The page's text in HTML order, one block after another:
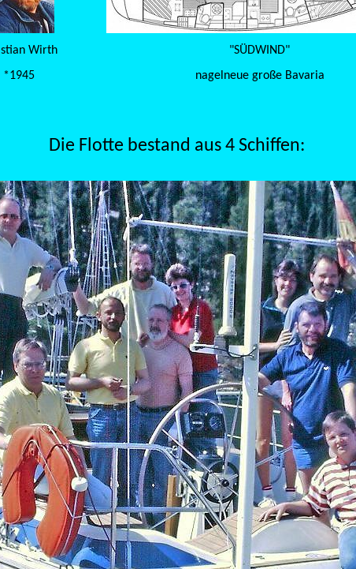
Wirth
"SÜDWIND"
*1945
nagelneue große Bavaria
Die Flotte bestand aus 4 Schiffen: